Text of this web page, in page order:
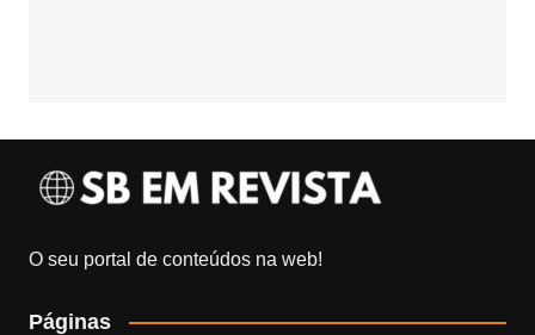
O seu portal de conteúdos na web!
Páginas